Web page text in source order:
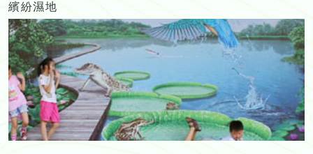
繽紛濕地